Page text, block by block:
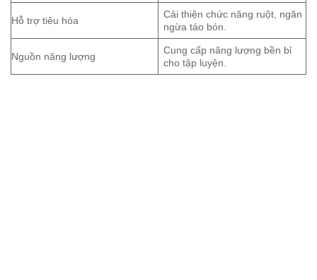
Hỗ trợ tiêu hóa
Cải thiện chức năng ruột, ngăn
ngừa táo bón.
Nguồn năng lượng
Cung cấp năng lượng bền bỉ
cho tập luyện.